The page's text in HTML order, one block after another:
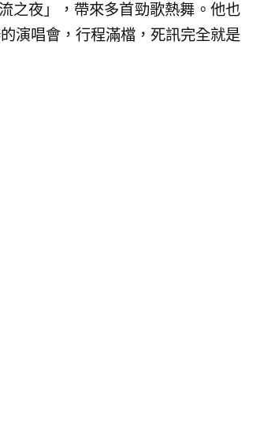
之夜」，帶來多首勁歌熱舞。他也
演唱會，行程滿檔，死訊完全就是